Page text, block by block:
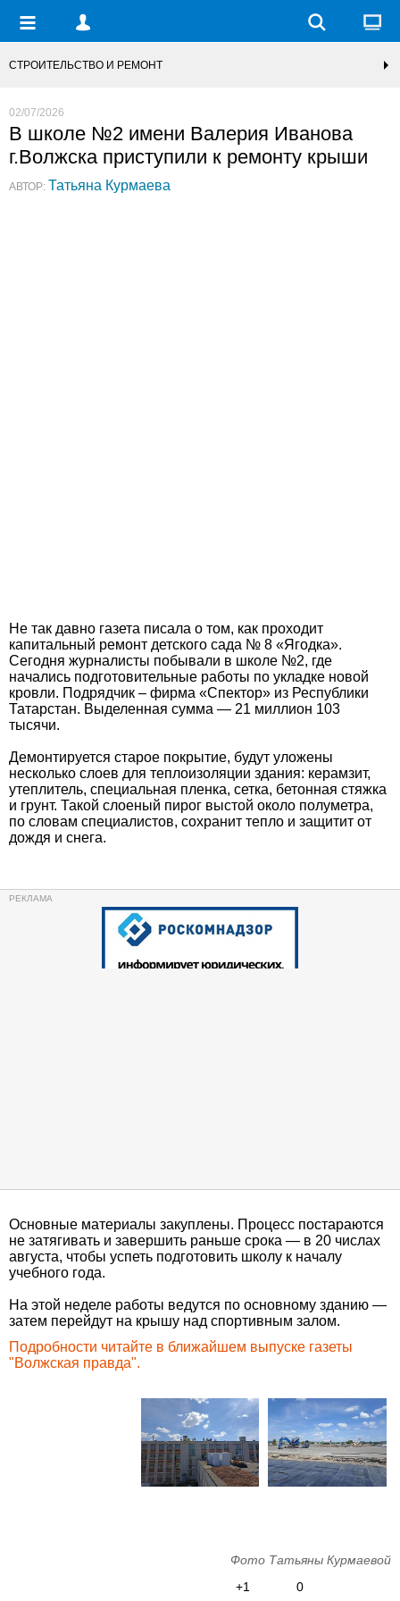
СТРОИТЕЛЬСТВО И РЕМОНТ
02/07/2026
В школе №2 имени Валерия Иванова
г.Волжска приступили к ремонту крыши
АВТОР: Татьяна Курмаева
Не так давно газета писала о том, как проходит
капитальный ремонт детского сада № 8 «Ягодка».
Сегодня журналисты побывали в школе №2, где
начались подготовительные работы по укладке новой
кровли. Подрядчик – фирма «Спектор» из Республики
Татарстан. Выделенная сумма — 21 миллион 103
тысячи.
Демонтируется старое покрытие, будут уложены
несколько слоев для теплоизоляции здания: керамзит,
утеплитель, специальная пленка, сетка, бетонная стяжка
и грунт. Такой слоеный пирог выстой около полуметра,
по словам специалистов, сохранит тепло и защитит от
дождя и снега.
Основные материалы закуплены. Процесс постараются
не затягивать и завершить раньше срока — в 20 числах
августа, чтобы успеть подготовить школу к началу
учебного года.
На этой неделе работы ведутся по основному зданию —
затем перейдут на крышу над спортивным залом.
Подробности читайте в ближайшем выпуске газеты
"Волжская правда".
Фото Татьяны Курмаевой
+1
0